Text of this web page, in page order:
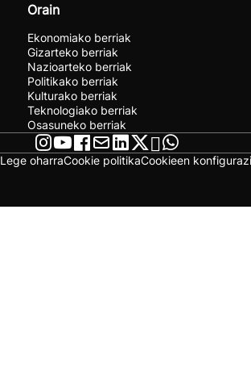
Orain
Ekonomiako berriak
Gizarteko berriak
Nazioarteko berriak
Politikako berriak
Kulturako berriak
Teknologiako berriak
Osasuneko berriak
Lege oharraCookie politikaCookieen